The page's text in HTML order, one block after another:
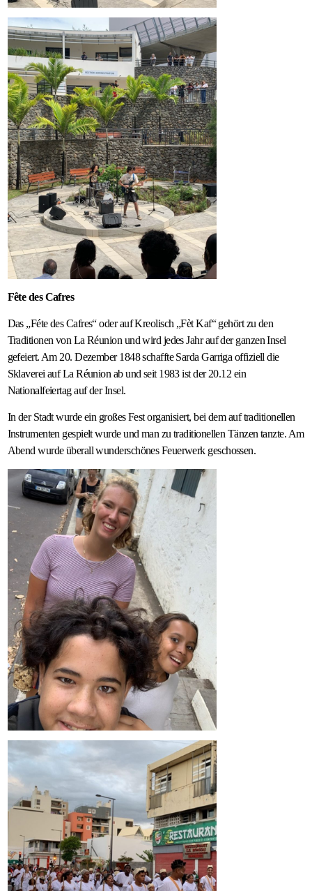
Fête des Cafres
Das „Féte des Cafres“ oder auf Kreolisch „Fèt Kaf“ gehört zu den
Traditionen von La Réunion und wird jedes Jahr auf der ganzen Insel
gefeiert. Am 20. Dezember 1848 schaffte Sarda Garriga offiziell die
Sklaverei auf La Réunion ab und seit 1983 ist der 20.12 ein
Nationalfeiertag auf der Insel.
In der Stadt wurde ein großes Fest organisiert, bei dem auf traditionellen
Instrumenten gespielt wurde und man zu traditionellen Tänzen tanzte. Am
Abend wurde überall wunderschönes Feuerwerk geschossen.